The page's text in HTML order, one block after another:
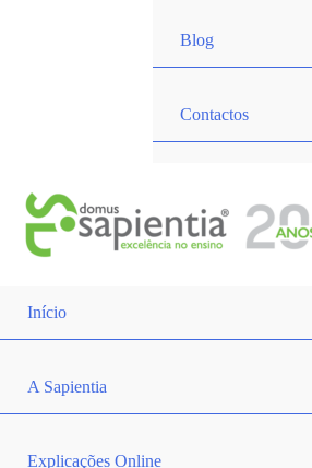
Blog
Contactos
Início
A Sapientia
Explicações Online